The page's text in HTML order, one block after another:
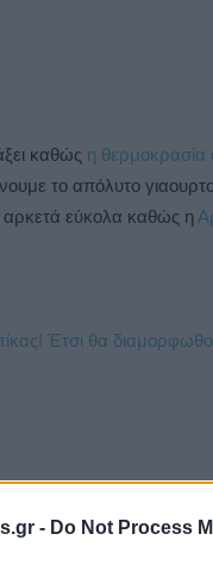
- Do Not Process
καθώς η θερμοκρασία
το απόλυτο
αρκετά εύκολα καθώς η
–